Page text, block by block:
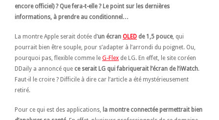
encore officiel) ? Que fera-t-elle ? Le point sur les dernières
informations, à prendre au conditionnel…
La montre Apple serait dotée d’un écran OLED de 1,5 pouce, qui
pourrait bien être souple, pour s’adapter à l’arrondi du poignet. Ou,
pourquoi pas, flexible comme le G-Flex de LG. En effet, le site coréen
DDaily a annoncé que ce serait LG qui fabriquerait l’écran de l’iWatch.
Faut-il le croire ? Difficile à dire car l’article a été mystérieusement
retiré.
Pour ce qui est des applications, la montre connectée permettrait bien